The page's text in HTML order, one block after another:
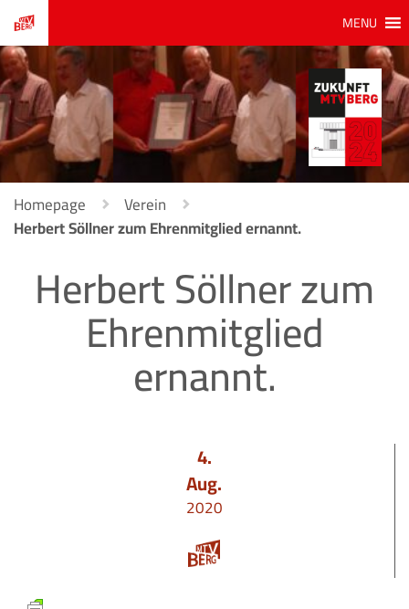
MENU
Homepage
Verein
Herbert Söllner zum Ehrenmitglied ernannt.
Herbert Söllner zum
Ehrenmitglied
ernannt.
4.
Aug.
2020